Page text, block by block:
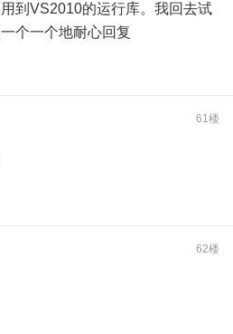
到VS2010的运行库。我回去试
个一个地耐心回复
61楼
62楼